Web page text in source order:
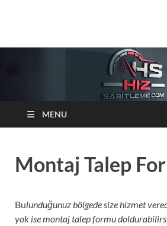
MENU
Montaj Talep
Bulunduğunuz bölgede size hizmet
yok ise montaj talep formu